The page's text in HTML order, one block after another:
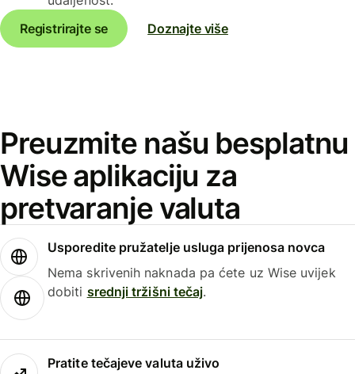
Registrirajte se
Doznajte više
Preuzmite našu besplatnu
Wise aplikaciju za
pretvaranje valuta
Usporedite pružatelje usluga prijenosa novca
Nema skrivenih naknada pa ćete uz Wise uvijek
dobiti srednji tržišni tečaj.
Pratite tečajeve valuta uživo